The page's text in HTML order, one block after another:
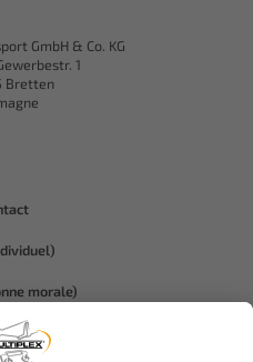
GmbH & Co. KG
1
Bretten
morale)
données